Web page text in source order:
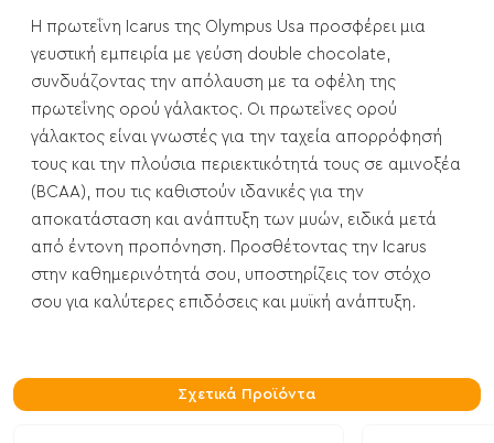
Η πρωτεΐνη Icarus της Olympus Usa προσφέρει μια
γευστική εμπειρία με γεύση double chocolate,
συνδυάζοντας την απόλαυση με τα οφέλη της
πρωτεΐνης ορού γάλακτος. Οι πρωτεΐνες ορού
γάλακτος είναι γνωστές για την ταχεία απορρόφησή
τους και την πλούσια περιεκτικότητά τους σε αμινοξέα
(BCAA), που τις καθιστούν ιδανικές για την
αποκατάσταση και ανάπτυξη των μυών, ειδικά μετά
από έντονη προπόνηση. Προσθέτοντας την Icarus
στην καθημερινότητά σου, υποστηρίζεις τον στόχο
σου για καλύτερες επιδόσεις και μυϊκή ανάπτυξη.
Σχετικά Προϊόντα